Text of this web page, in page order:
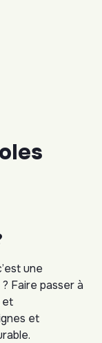
une
Faire passer à
et
et